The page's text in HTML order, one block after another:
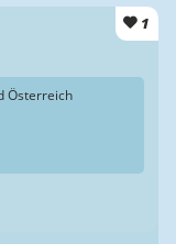
1
Österreich